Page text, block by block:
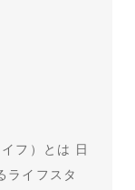
フ）とは 日
ライフスタ